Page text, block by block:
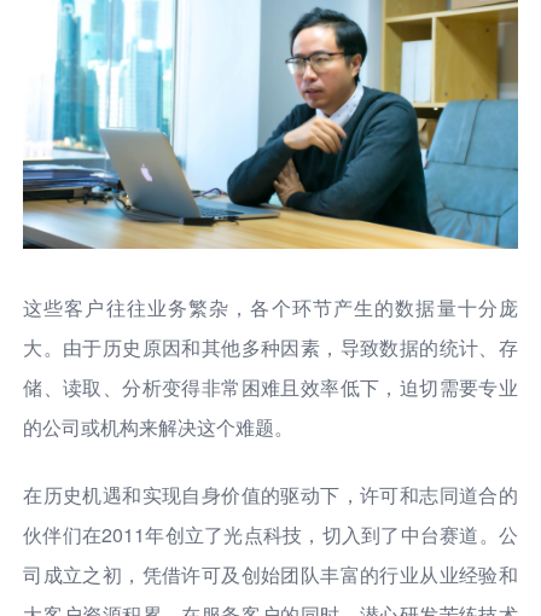
这些客户往往业务繁杂，各个环节产生的数据量十分庞
大。由于历史原因和其他多种因素，导致数据的统计、存
储、读取、分析变得非常困难且效率低下，迫切需要专业
的公司或机构来解决这个难题。
在历史机遇和实现自身价值的驱动下，许可和志同道合的
伙伴们在2011年创立了光点科技，切入到了中台赛道。公
司成立之初，凭借许可及创始团队丰富的行业从业经验和